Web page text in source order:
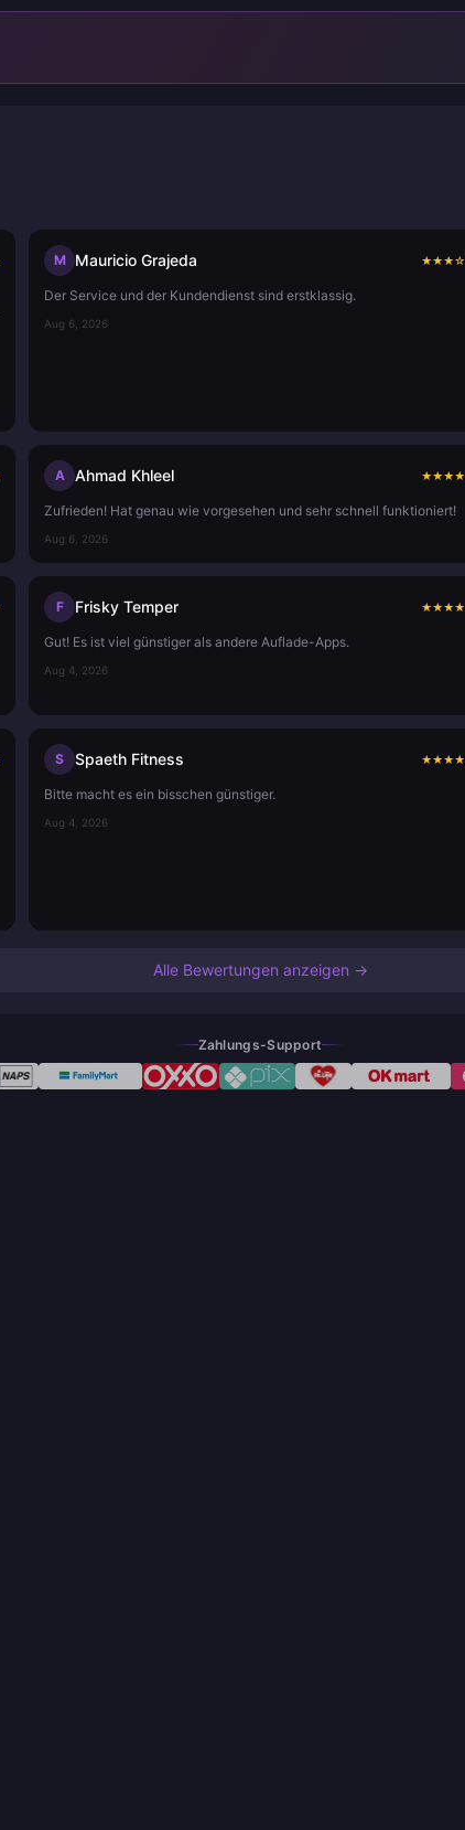
M Mauricio Grajeda ★★★☆
Der Service und der Kundendienst sind erstklassig.
Aug 6, 2026
A Ahmad Khleel ★★★★
Zufrieden! Hat genau wie vorgesehen und sehr schnell funktioniert!
Aug 6, 2026
F Frisky Temper ★★★★
Gut! Es ist viel günstiger als andere Auflade-Apps.
Aug 4, 2026
S Spaeth Fitness ★★★★
Bitte macht es ein bisschen günstiger.
Aug 4, 2026
Alle Bewertungen anzeigen →
Zahlungs-Support